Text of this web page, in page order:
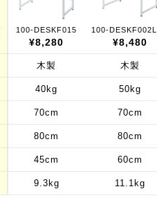
100-DESKF015
¥8,280
木製
40kg
70cm
80cm
45cm
9.3kg
100-
¥8,480
木製
50kg
70cm
80cm
60cm
11.1kg